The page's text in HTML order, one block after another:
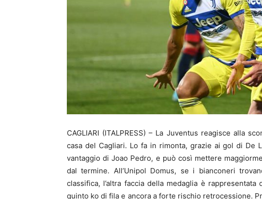
CAGLIARI (ITALPRESS) – La Juventus reagisce alla
casa del Cagliari. Lo fa in rimonta, grazie ai gol di De
vantaggio di Joao Pedro, e può così mettere
dal termine. All’Unipol Domus, se i bianconeri
classifica, l’altra faccia della medaglia è
quinto ko di fila e ancora a forte rischio retrocessione.